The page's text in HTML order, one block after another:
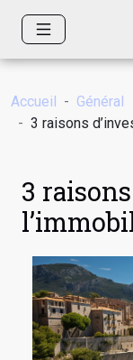
Accueil
Général
3 raisons
3